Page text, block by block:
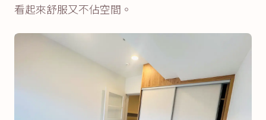
看起來舒服又不佔空間。